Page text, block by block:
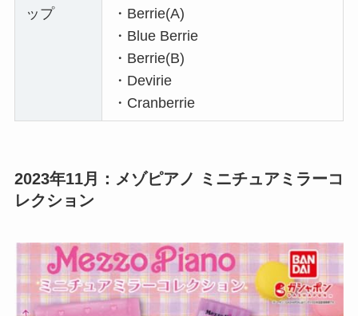
ップ
・Berrie(A)
・Blue Berrie
・Berrie(B)
・Devirie
・Cranberrie
2023年11月：メゾピアノ ミニチュアミラーコ
レクション